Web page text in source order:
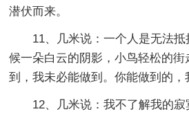
潜伏而来。
11、几米说：一个人是无法抵
候一朵白云的阴影，小鸟轻松的
到，我未必能做到。你能做到的，
12、几米说：我不了解我的寂